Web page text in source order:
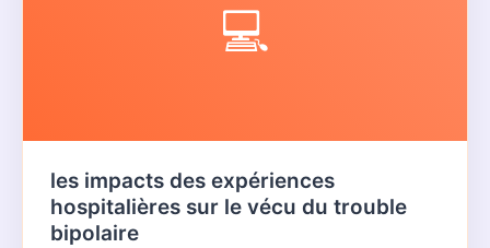
💻
les impacts des expériences
hospitalières sur le vécu du trouble
bipolaire